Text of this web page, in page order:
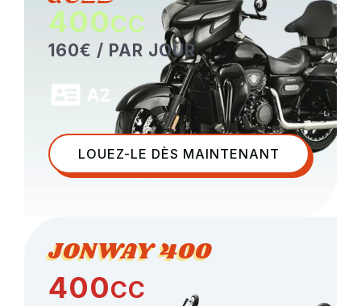
400CC
160€ / PAR JOUR
LOUEZ-LE DÈS MAINTENANT
JONWAY 400
400CC